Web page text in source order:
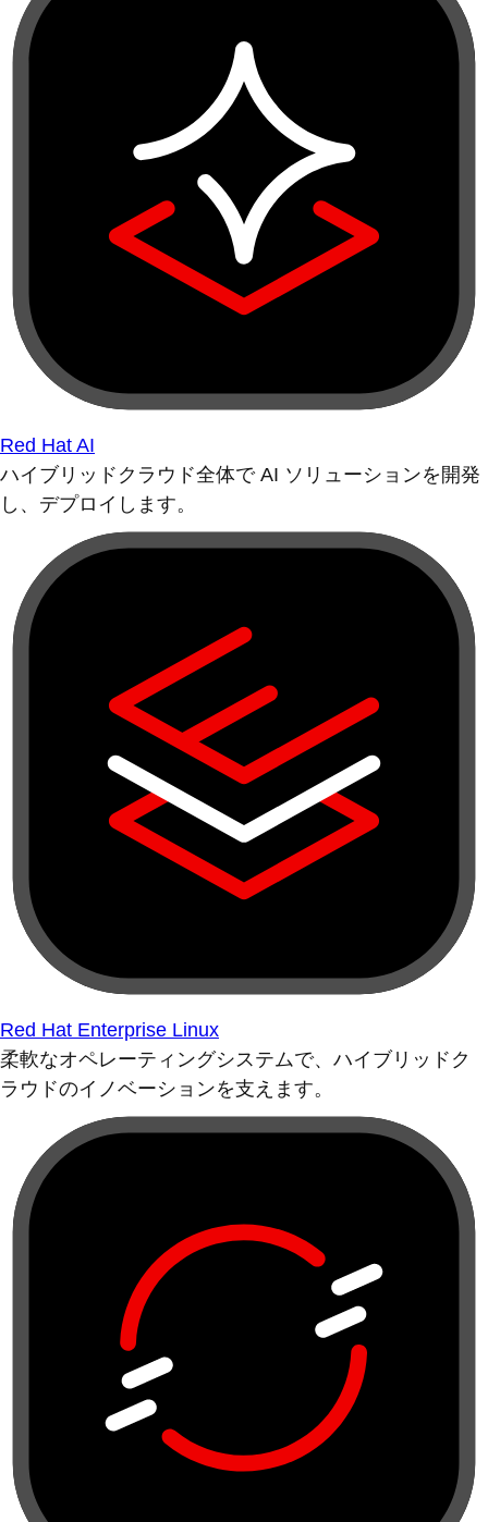
Red Hat AI
ハイブリッドクラウド全体で AI ソリューションを開発
し、デプロイします。
Red Hat Enterprise Linux
柔軟なオペレーティングシステムで、ハイブリッドク
ラウドのイノベーションを支えます。